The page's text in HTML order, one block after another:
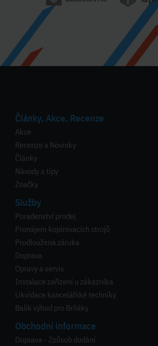
Články, Akce, Recenze
Akce
Recenze a Novinky
Články
Návody a tipy
Značky
Služby
Poradenství prodej
Pronájem kopírovacích strojů
Prodloužená záruka
Doprava
Opravy a servis
Instalace zařízení u zákazníka
Likvidace kancelářské techniky
Balík výhod pro Brňáky
Obchodní informace
Doprava - Způsob dodání